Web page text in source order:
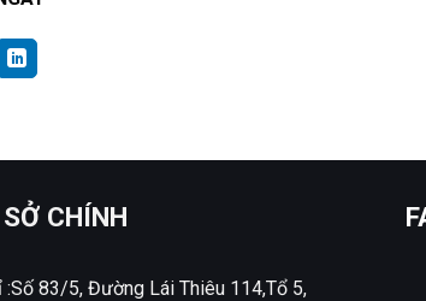
CHÍNH
:Số 83/5, Đường Lái Thiêu 114,Tổ 5,